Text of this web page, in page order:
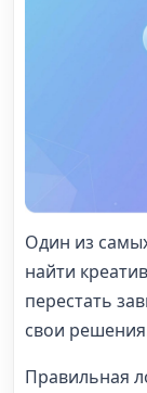
Один из
найти
перестать
свои
Правильная